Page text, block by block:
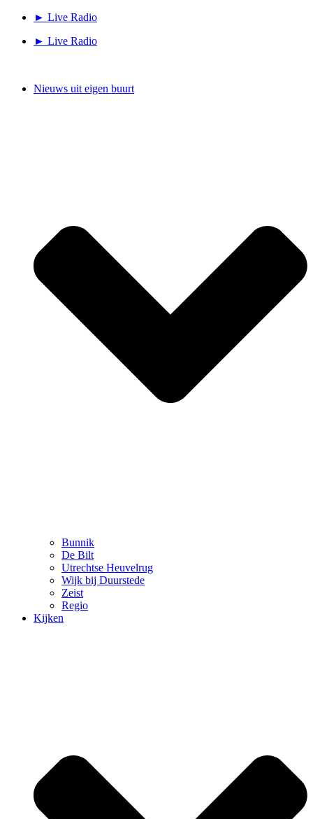
► Live Radio
► Live Radio
Nieuws uit eigen buurt
Bunnik
De Bilt
Utrechtse Heuvelrug
Wijk bij Duurstede
Zeist
Regio
Kijken